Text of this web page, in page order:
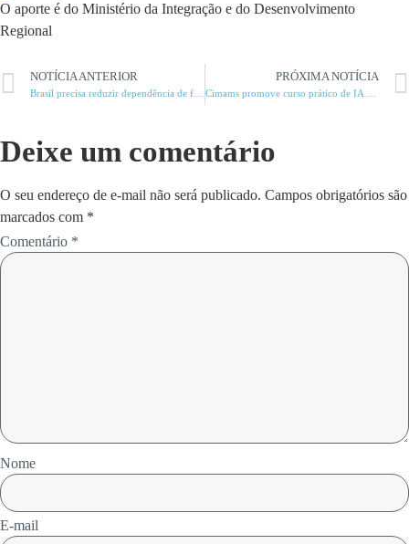
O aporte é do Ministério da Integração e do Desenvolvimento
Regional
NOTÍCIA ANTERIOR PRÓXIMA NOTÍCIA
Deixe um comentário
O seu endereço de e-mail não será publicado. Campos obrigatórios são
marcados com *
Comentário *
Nome
E-mail